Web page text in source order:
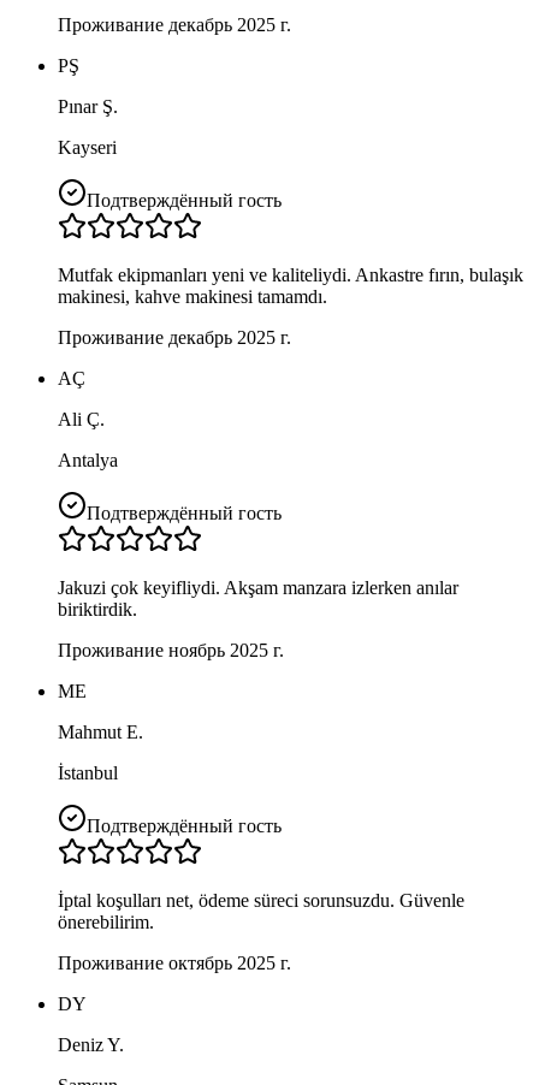
Проживание декабрь 2025 г.
PŞ
Pınar Ş.
Kayseri
Подтверждённый гость
Mutfak ekipmanları yeni ve kaliteliydi. Ankastre fırın, bulaşık
makinesi, kahve makinesi tamamdı.
Проживание декабрь 2025 г.
AÇ
Ali Ç.
Antalya
Подтверждённый гость
Jakuzi çok keyifliydi. Akşam manzara izlerken anılar
biriktirdik.
Проживание ноябрь 2025 г.
ME
Mahmut E.
İstanbul
Подтверждённый гость
İptal koşulları net, ödeme süreci sorunsuzdu. Güvenle
önerebilirim.
Проживание октябрь 2025 г.
DY
Deniz Y.